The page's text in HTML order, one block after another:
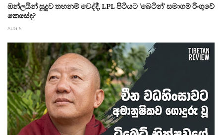
ඔන්ලයින් සූදුව තහනම් වෙද්දී, LPL පිටියට ‘බෙටින්’ සමාගම් රිංගුවේ
කෙසේද?
AUG 6